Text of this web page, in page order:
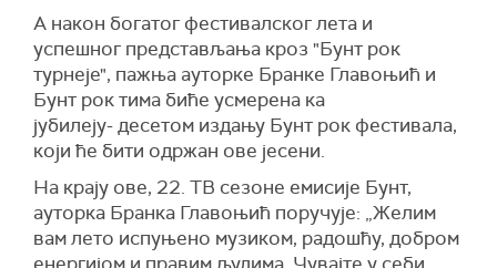
А након богатог фестивалског лета и
успешног представљања кроз "Бунт рок
турнеје", пажња ауторке Бранке Главоњић и
Бунт рок тима биће усмерена ка
јубилеју- десетом издању Бунт рок фестивала,
који ће бити одржан ове јесени.
На крају ове, 22. ТВ сезоне емисије Бунт,
ауторка Бранка Главоњић поручује: „Желим
вам лето испуњено музиком, радошћу, добром
енергијом и правим људима. Чувајте у себи